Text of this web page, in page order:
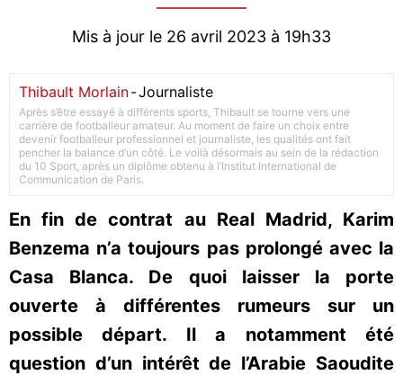
Mis à jour le 26 avril 2023 à 19h33
Thibault Morlain-Journaliste
Après s’être essayé à différents sports, Thibault se tourne vers une
carrière de footballeur amateur. Au moment de faire un choix entre
devenir footballeur professionnel et journaliste, les qualités ont fait
pencher la balance d’un côté. Le voilà désormais au sein de la rédaction
du 10 Sport, après un diplôme obtenu à l’Institut International de
Communication de Paris.
En fin de contrat au Real Madrid, Karim
Benzema n’a toujours pas prolongé avec la
Casa Blanca. De quoi laisser la porte
ouverte à différentes rumeurs sur un
possible départ. Il a notamment été
question d’un intérêt de l’Arabie Saoudite